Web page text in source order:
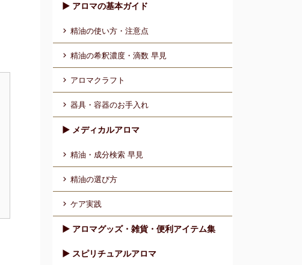
▶︎ アロマの基本ガイド
精油の使い方・注意点
精油の希釈濃度・滴数 早見
アロマクラフト
器具・容器のお手入れ
▶︎ メディカルアロマ
精油・成分検索 早見
精油の選び方
ケア実践
▶︎ アロマグッズ・雑貨・便利アイテム集
▶︎ スピリチュアルアロマ